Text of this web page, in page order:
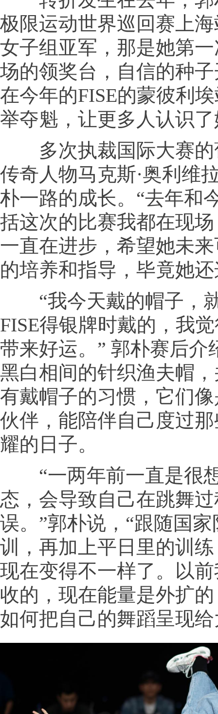
极限运动世界巡回赛上
女子组亚军，那是她第
场的领奖台，自信的种
在今年的FISE的蒙彼利
举夺魁，让更多人认识
多次执裁国际大赛的
传奇人物马克斯·奥利维
朴一路的成长。“去年和
括这次的比赛我都在现
一直在进步，希望她未
的培养和指导，毕竟她
“我今天戴的帽子，
FISE得银牌时戴的，我
带来好运。” 郭朴赛后介
黑白相间的针织渔夫帽
有戴帽子的习惯，它们
伙伴，能陪伴自己度过
耀的日子。
“一两年前一直是很
态，会导致自己在跳舞
误。”郭朴说，“跟随国
训，再加上平日里的训
现在变得不一样了。以
收的，现在能量是外扩
如何把自己的舞蹈呈现